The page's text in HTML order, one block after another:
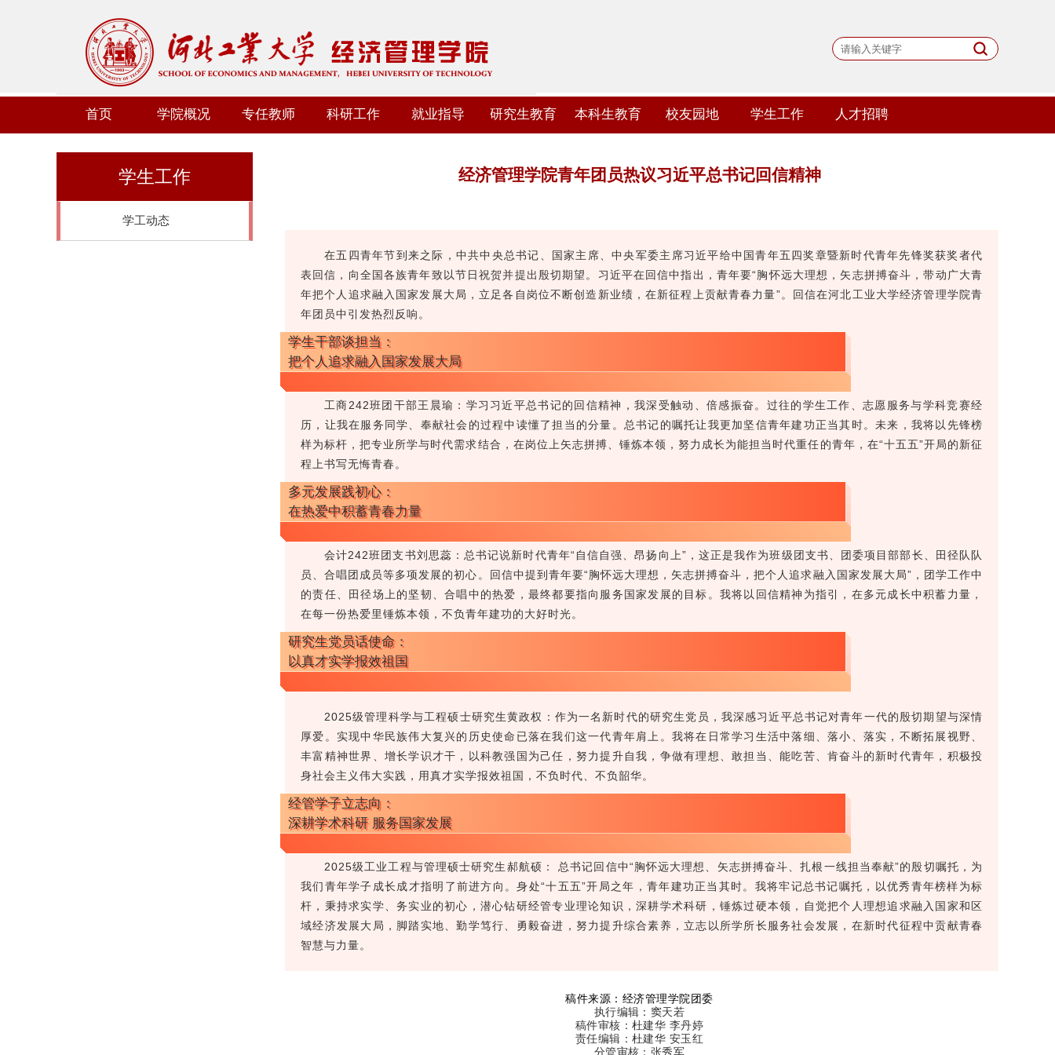
首页 学院概况 专任教师 科研工作 就业指导 研究生教育 本科生教育 校友园地 学生工作 人才招聘
学生工作
学工动态
经济管理学院青年团员热议习近平总书记回信精神
在五四青年节到来之际，中共中央总书记、国家主席、中央军委主席习近平给中国青年五四奖章暨新时代青年先锋奖获奖者代
表回信，向全国各族青年致以节日祝贺并提出殷切期望。习近平在回信中指出，青年要“胸怀远大理想，矢志拼搏奋斗，带动广大青
年把个人追求融入国家发展大局，立足各自岗位不断创造新业绩，在新征程上贡献青春力量”。回信在河北工业大学经济管理学院青
年团员中引发热烈反响。
学生干部谈担当：
把个人追求融入国家发展大局
工商242班团干部王晨瑜：学习习近平总书记的回信精神，我深受触动、倍感振奋。过往的学生工作、志愿服务与学科竞赛经
历，让我在服务同学、奉献社会的过程中读懂了担当的分量。总书记的嘱托让我更加坚信青年建功正当其时。未来，我将以先锋榜
样为标杆，把专业所学与时代需求结合，在岗位上矢志拼搏、锤炼本领，努力成长为能担当时代重任的青年，在“十五五”开局的新征
程上书写无悔青春。
多元发展践初心：
在热爱中积蓄青春力量
会计242班团支书刘思蕊：总书记说新时代青年“自信自强、昂扬向上”，这正是我作为班级团支书、团委项目部部长、田径队队
员、合唱团成员等多项发展的初心。回信中提到青年要“胸怀远大理想，矢志拼搏奋斗，把个人追求融入国家发展大局”，团学工作中
的责任、田径场上的坚韧、合唱中的热爱，最终都要指向服务国家发展的目标。我将以回信精神为指引，在多元成长中积蓄力量，
在每一份热爱里锤炼本领，不负青年建功的大好时光。
研究生党员话使命：
以真才实学报效祖国
2025级管理科学与工程硕士研究生黄政权：作为一名新时代的研究生党员，我深感习近平总书记对青年一代的殷切期望与深情
厚爱。实现中华民族伟大复兴的历史使命已落在我们这一代青年肩上。我将在日常学习生活中落细、落小、落实，不断拓展视野、
丰富精神世界、增长学识才干，以科教强国为己任，努力提升自我，争做有理想、敢担当、能吃苦、肯奋斗的新时代青年，积极投
身社会主义伟大实践，用真才实学报效祖国，不负时代、不负韶华。
经管学子立志向：
深耕学术科研 服务国家发展
2025级工业工程与管理硕士研究生郝航硕： 总书记回信中“胸怀远大理想、矢志拼搏奋斗、扎根一线担当奉献”的殷切嘱托，为
我们青年学子成长成才指明了前进方向。身处“十五五”开局之年，青年建功正当其时。我将牢记总书记嘱托，以优秀青年榜样为标
杆，秉持求实学、务实业的初心，潜心钻研经管专业理论知识，深耕学术科研，锤炼过硬本领，自觉把个人理想追求融入国家和区
域经济发展大局，脚踏实地、勤学笃行、勇毅奋进，努力提升综合素养，立志以所学所长服务社会发展，在新时代征程中贡献青春
智慧与力量。
稿件来源：经济管理学院团委
执行编辑：窦天若
稿件审核：杜建华 李丹婷
责任编辑：杜建华 安玉红
分管审核：张秀军